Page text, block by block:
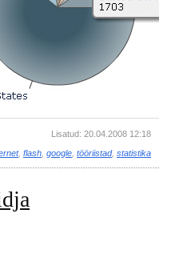
Lisatud: 20.04.2008 12:18
, flash google tööriistad, statistika